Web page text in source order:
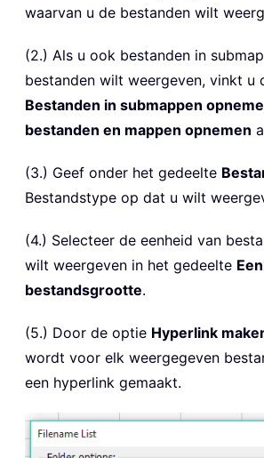
waarvan u de bestanden wilt
(2.) Als u ook bestanden in
bestanden wilt weergeven, vinkt u
Bestanden in submappen
bestanden en mappen opnemen
(3.) Geef onder het gedeelte
Bestandstype op dat u wilt
(4.) Selecteer de eenheid van
wilt weergeven in het gedeelte
bestandsgrootte.
(5.) Door de optie Hyperlink
wordt voor elk weergegeven
een hyperlink gemaakt.